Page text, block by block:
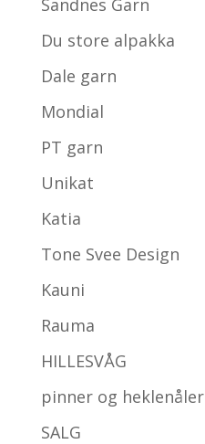
Sandnes Garn
Du store alpakka
Dale garn
Mondial
PT garn
Unikat
Katia
Tone Svee Design
Kauni
Rauma
HILLESVÅG
pinner og heklenåler
SALG